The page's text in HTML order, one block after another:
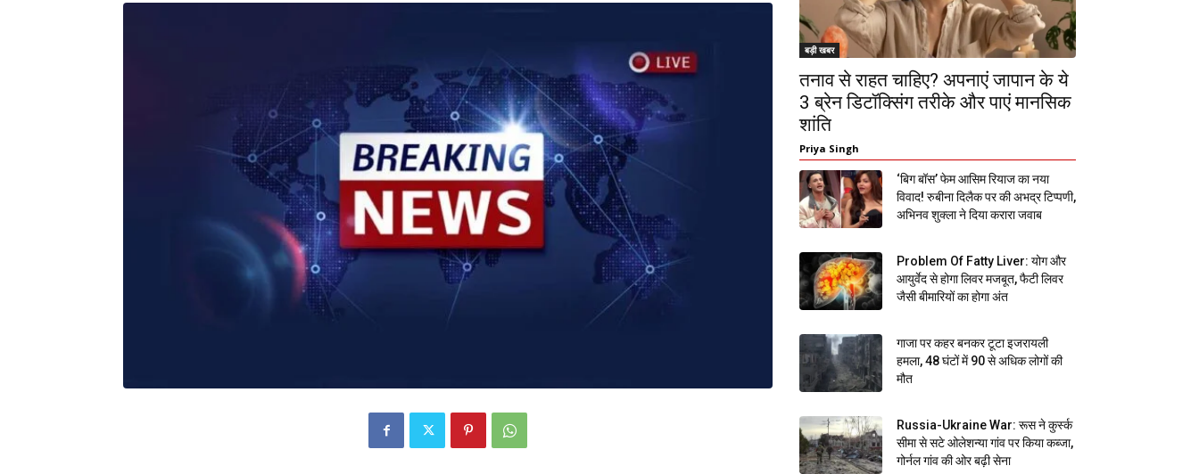
बड़ी खबर
तनाव से राहत चाहिए? अपनाएं जापान के ये
3 ब्रेन डिटॉक्सिंग तरीके और पाएं मानसिक
शांति
Priya Singh
‘बिग बॉस’ फेम आसिम रियाज का नया
विवाद! रुबीना दिलैक पर की अभद्र टिप्पणी,
अभिनव शुक्ला ने दिया करारा जवाब
Problem Of Fatty Liver: योग और
आयुर्वेद से होगा लिवर मजबूत, फैटी लिवर
जैसी बीमारियों का होगा अंत
गाजा पर कहर बनकर टूटा इजरायली
हमला, 48 घंटों में 90 से अधिक लोगों की
मौत
Russia-Ukraine War: रूस ने कुर्स्क
सीमा से सटे ओलेशन्या गांव पर किया कब्जा,
गोर्नल गांव की ओर बढ़ी सेना